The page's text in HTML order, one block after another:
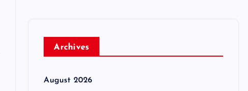
Archives
August 2026